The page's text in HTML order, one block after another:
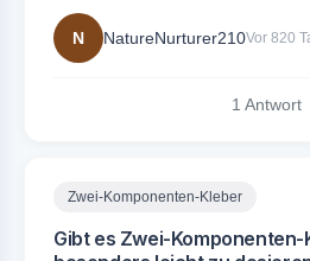
N NatureNurturer210Vor 820
1 Antwort
Zwei-Komponenten-Kleber
Gibt es Zwei-Komponenten-